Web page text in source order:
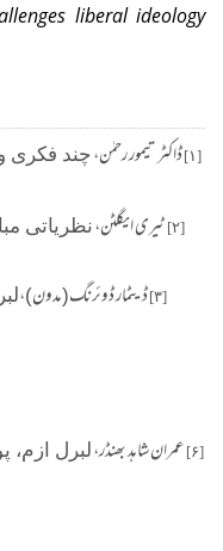
liberal ideology
[۱]ڈاکٹر تیمور رحمٰن،چند فکری
[۲] ٹیری ایگلٹن،نظریاتی
[۳]ڈیٹمار ڈوئرنگ(مدون)،
[۶] عمران شاہد بھنڈر،لبرل